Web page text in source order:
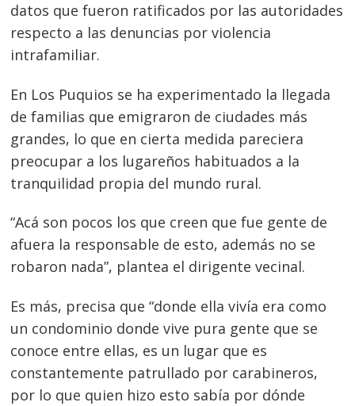
datos que fueron ratificados por las autoridades
respecto a las denuncias por violencia
intrafamiliar.
En Los Puquios se ha experimentado la llegada
de familias que emigraron de ciudades más
grandes, lo que en cierta medida pareciera
preocupar a los lugareños habituados a la
tranquilidad propia del mundo rural.
“Acá son pocos los que creen que fue gente de
afuera la responsable de esto, además no se
robaron nada”, plantea el dirigente vecinal.
Es más, precisa que “donde ella vivía era como
un condominio donde vive pura gente que se
conoce entre ellas, es un lugar que es
constantemente patrullado por carabineros,
por lo que quien hizo esto sabía por dónde